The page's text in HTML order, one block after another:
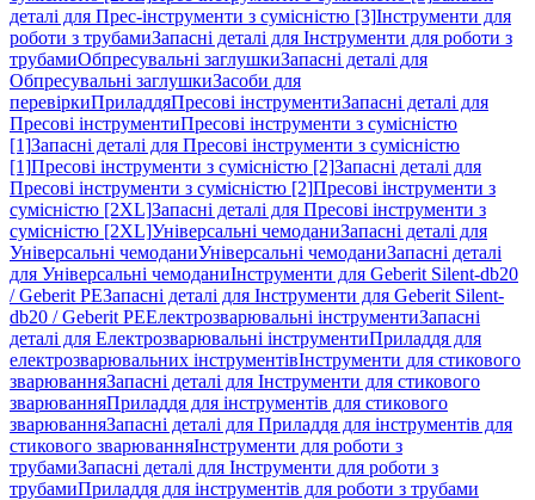
деталі для Прес-інструменти з сумісністю [3]Інструменти для
роботи з трубамиЗапасні деталі для Інструменти для роботи з
трубамиОбпресувальні заглушкиЗапасні деталі для
Обпресувальні заглушкиЗасоби для
перевіркиПриладдяПресові інструментиЗапасні деталі для
Пресові інструментиПресові інструменти з сумісністю
[1]Запасні деталі для Пресові інструменти з сумісністю
[1]Пресові інструменти з сумісністю [2]Запасні деталі для
Пресові інструменти з сумісністю [2]Пресові інструменти з
сумісністю [2XL]Запасні деталі для Пресові інструменти з
сумісністю [2XL]Універсальні чемоданиЗапасні деталі для
Універсальні чемоданиУніверсальні чемоданиЗапасні деталі
для Універсальні чемоданиІнструменти для Geberit Silent-db20
/ Geberit PEЗапасні деталі для Інструменти для Geberit Silent-
db20 / Geberit PEЕлектрозварювальні інструментиЗапасні
деталі для Електрозварювальні інструментиПриладдя для
електрозварювальних інструментівІнструменти для стикового
зварюванняЗапасні деталі для Інструменти для стикового
зварюванняПриладдя для інструментів для стикового
зварюванняЗапасні деталі для Приладдя для інструментів для
стикового зварюванняІнструменти для роботи з
трубамиЗапасні деталі для Інструменти для роботи з
трубамиПриладдя для інструментів для роботи з трубами